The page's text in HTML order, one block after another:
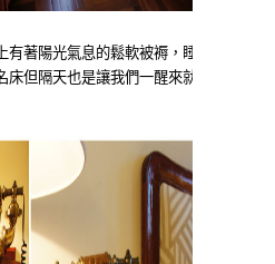
有著陽光氣息的鬆軟被褥，睡
床但隔天也是讓我們一醒來就